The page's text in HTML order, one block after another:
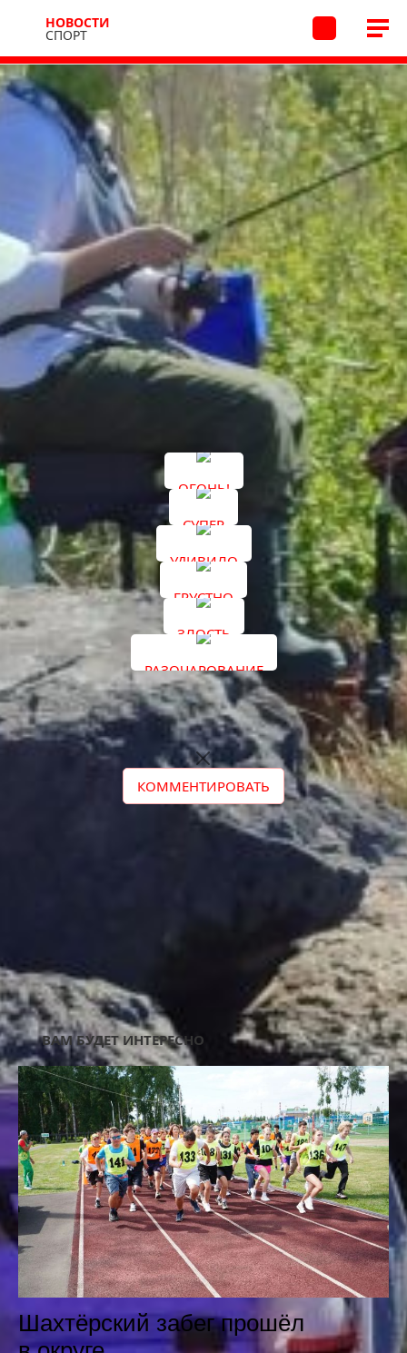
НОВОСТИ
СПОРТ
Новости Спорт 06.06.2026 13:55 / В архив
Победа в рыболовном
чемпионате
Спортсмен Сергей Гудков завоевал две медали
на региональных соревнованиях по рыболовному
спорту.
79
30-31 мая прошли открытые соревнования
Алтайского края по ловле донной удочкой «Ераска
2026».
Сергей Гудков стал победителем соревнований
в личном зачете и бронзовым призером в составе
команды Кузбасса. Поздравляем!
Подписывайтесь на наши каналы в соцсетях
ОГОНЬ!
СУПЕР
УДИВИЛО
ГРУСТНО
ЗЛОСТЬ
РАЗОЧАРОВАНИЕ
КОММЕНТИРОВАТЬ
ВАМ БУДЕТ ИНТЕРЕСНО
Шахтёрский забег прошёл